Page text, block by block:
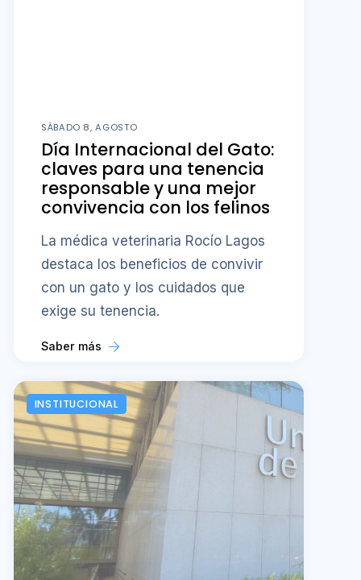
SÁBADO 8, AGOSTO
Día Internacional del Gato:
claves para una tenencia
responsable y una mejor
convivencia con los felinos
La médica veterinaria Rocío Lagos
destaca los beneficios de convivir
con un gato y los cuidados que
exige su tenencia.
Saber más
INSTITUCIONAL